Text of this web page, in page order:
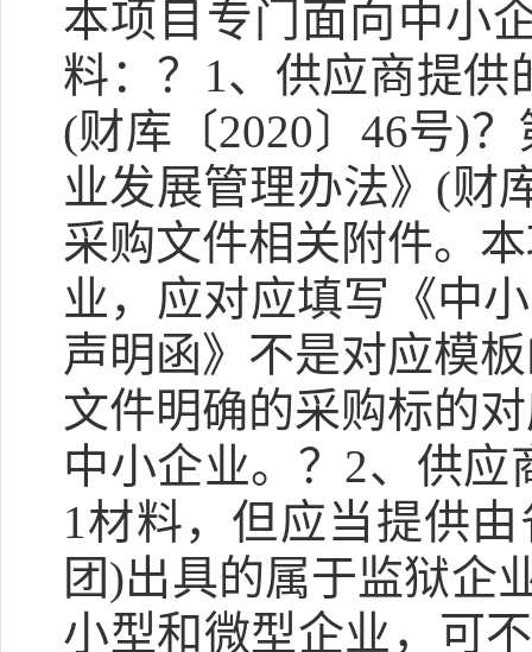
本项目专门面向中小
料：？1、供应商提
(财库〔2020〕46号)
业发展管理办法》(财
采购文件相关附件。
业，应对应填写《中
声明函》不是对应模
文件明确的采购标的
中小企业。？2、供
1材料，但应当提供
团)出具的属于监狱企
小型和微型企业，可